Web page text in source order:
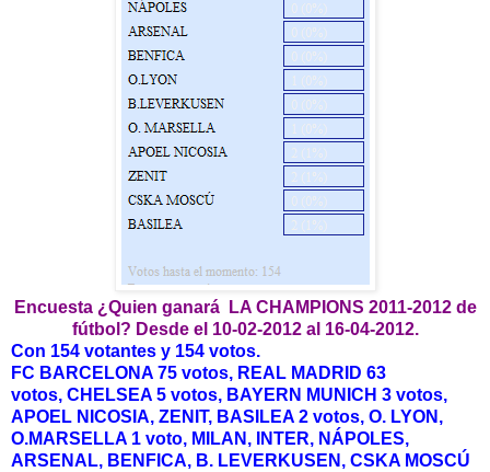
Encuesta ¿Quien ganará LA CHAMPIONS 2011-2012 de
fútbol? Desde el 10-02-2012 al 16-04-2012.
Con 154 votantes y 154 votos.
FC BARCELONA 75 votos, REAL MADRID 63
votos, CHELSEA 5 votos, BAYERN MUNICH 3 votos,
APOEL NICOSIA, ZENIT, BASILEA 2 votos, O. LYON,
O.MARSELLA 1 voto, MILAN, INTER, NÁPOLES,
ARSENAL, BENFICA, B. LEVERKUSEN, CSKA MOSCÚ